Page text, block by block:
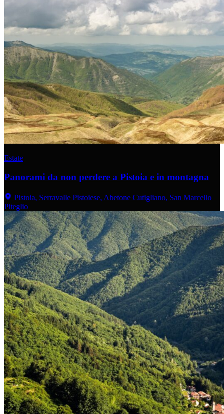
Estate
Panorami da non perdere a Pistoia e in montagna
Pistoia, Serravalle Pistoiese, Abetone Cutigliano, San Marcello
Piteglio